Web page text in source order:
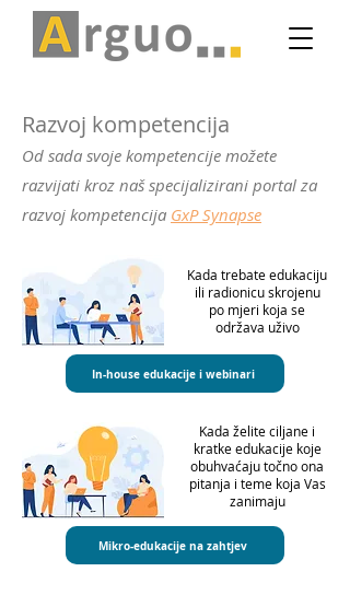
Razvoj kompetencija
Od sada svoje kompetencije možete
razvijati kroz naš specijalizirani portal za
razvoj kompetencija GxP Synapse
Kada trebate edukaciju
ili radionicu skrojenu
po mjeri koja se
održava uživo
In-house edukacije i webinari
Kada želite ciljane i
kratke edukacije koje
obuhvaćaju točno ona
pitanja i teme koja Vas
zanimaju
Mikro-edukacije na zahtjev